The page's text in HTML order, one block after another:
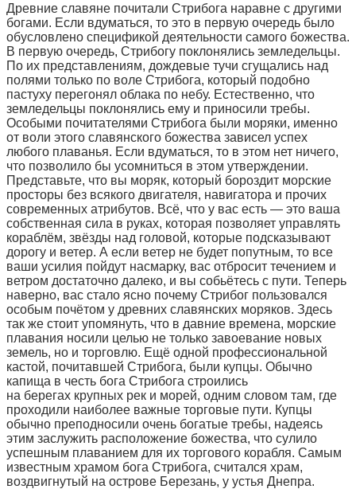
Древние славяне почитали Стрибога наравне с другими
богами. Если вдуматься, то это в первую очередь было
обусловлено спецификой деятельности самого божества.
В первую очередь, Стрибогу поклонялись земледельцы.
По их представлениям, дождевые тучи сгущались над
полями только по воле Стрибога, который подобно
пастуху перегонял облака по небу. Естественно, что
земледельцы поклонялись ему и приносили требы.
Особыми почитателями Стрибога были моряки, именно
от воли этого славянского божества зависел успех
любого плаванья. Если вдуматься, то в этом нет ничего,
что позволило бы усомниться в этом утверждении.
Представьте, что вы моряк, который бороздит морские
просторы без всякого двигателя, навигатора и прочих
современных атрибутов. Всё, что у вас есть — это ваша
собственная сила в руках, которая позволяет управлять
кораблём, звёзды над головой, которые подсказывают
дорогу и ветер. А если ветер не будет попутным, то все
ваши усилия пойдут насмарку, вас отбросит течением и
ветром достаточно далеко, и вы собьётесь с пути. Теперь
наверно, вас стало ясно почему Стрибог пользовался
особым почётом у древних славянских моряков. Здесь
так же стоит упомянуть, что в давние времена, морские
плавания носили целью не только завоевание новых
земель, но и торговлю. Ещё одной профессиональной
кастой, почитавшей Стрибога, были купцы. Обычно
капища в честь бога Стрибога строились
на берегах крупных рек и морей, одним словом там, где
проходили наиболее важные торговые пути. Купцы
обычно преподносили очень богатые требы, надеясь
этим заслужить расположение божества, что сулило
успешным плаванием для их торгового корабля. Самым
известным храмом бога Стрибога, считался храм,
воздвигнутый на острове Березань, у устья Днепра.